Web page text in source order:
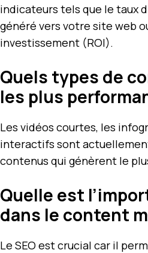
indicateurs tels que le taux
généré vers votre site web
investissement (ROI).
Quels types de
les plus
Les vidéos courtes, les
interactifs sont
contenus qui génèrent le
Quelle est
dans le content
Le SEO est crucial car il